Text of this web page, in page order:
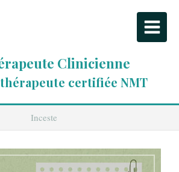
Clinicienne
certifiée NMT
Inceste